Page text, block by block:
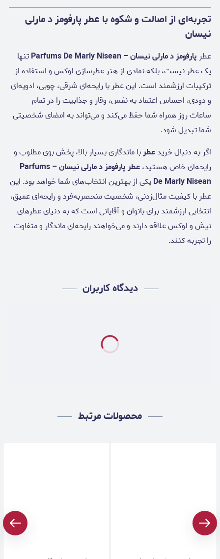
تجربه‌ای از اصالت و شکوه با عطر پارفومز د مارلی
نیسان
عطر پارفومز د مارلی نیسان – Parfums De Marly Nisean
تنها
یک عطر نیست، بلکه نمادی از هنر عطرسازی لوکس و استفاده از
ترکیبات ارزشمند است. این عطر با رایحه‌ای شرقی، چوبی، ادویه‌ای
و دودی، احساس اعتماد به نفس، وقار و جذابیت را در تمام
ساعات روز همراه شما حفظ می‌کند و می‌تواند به امضای شخصیتی
شما تبدیل شود.
اگر به دنبال خریدعطربا ماندگاری بسیار بالا، پخش بوی مطلوب و
رایحه‌ای خاص هستید،
عطر پارفومز د مارلی نیسان – Parfums
De Marly Niseanیکی از بهترین انتخاب‌های شما خواهد بود. این
عطر با کیفیت مثال‌زدنی، شخصیت منحصربه‌فرد و رایحه‌ای عمیق،
انتخابی ارزشمند برای بانوان و آقایانی است که به دنیای عطرهای
نیش و لوکس علاقه دارند و می‌خواهند رایحه‌ای ماندگار و متفاوت
را تجربه کنند.
دیدگاه کاربران
محصولات مرتبط